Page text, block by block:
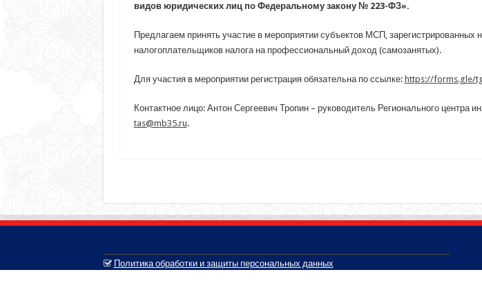
видов юридических лиц по Федеральному закону № 223-ФЗ».
Предлагаем принять участие в мероприятии субъектов МСП, зарегистрированных
налогоплательщиков налога на профессиональный доход (самозанятых).
Для участия в мероприятии регистрация обязательна по ссылке: https://forms.gle/
Контактное лицо: Антон Сергеевич Тропин – руководитель Регионального
tas@mb35.ru.
Политика обработки и защиты персональных данных